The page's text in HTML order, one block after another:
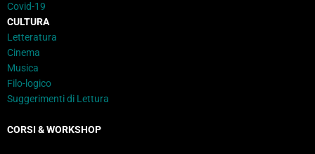
Covid-19
CULTURA
Letteratura
Cinema
Musica
Filo-logico
Suggerimenti di Lettura
CORSI & WORKSHOP